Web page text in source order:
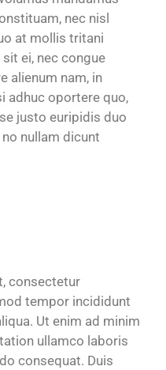
nec nisl
at mollis tritani
ei, nec congue
alienum nam, in
adhuc oportere quo,
justo euripidis duo
nullam dicunt
consectetur
tempor incididunt
Ut enim ad minim
ullamco laboris
consequat. Duis